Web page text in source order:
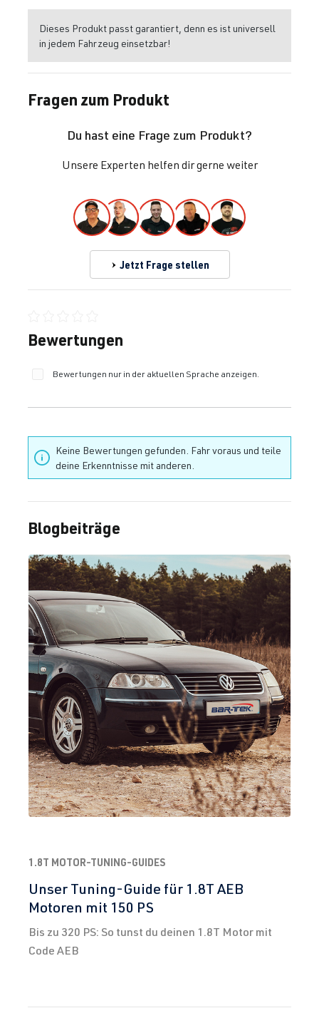
Dieses Produkt passt garantiert, denn es ist universell
in jedem Fahrzeug einsetzbar!
Fragen zum Produkt
Du hast eine Frage zum Produkt?
Unsere Experten helfen dir gerne weiter
Jetzt Frage stellen
Durchschnittliche Bewertung von 0 von 5 Sternen
Bewertungen
Bewertungen nur in der aktuellen Sprache anzeigen.
Keine Bewertungen gefunden. Fahr voraus und teile
deine Erkenntnisse mit anderen.
Blogbeiträge
1.8T MOTOR-TUNING-GUIDES
Unser Tuning-Guide für 1.8T AEB
Motoren mit 150 PS
Bis zu 320 PS: So tunst du deinen 1.8T Motor mit
Code AEB